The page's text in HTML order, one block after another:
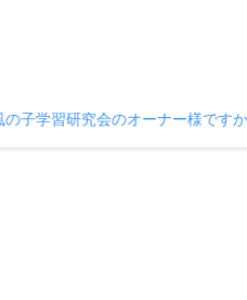
の子学習研究会のオーナー様です